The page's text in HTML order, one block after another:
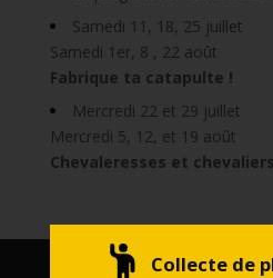
Collecte de
Samedi 11, 18, 25 juillet
Samedi 1er, 8 , 22 août
Fabrique ta catapulte !
Mercredi 22 et 29 juillet
Mercredi 5, 12, et 19 août
Chevaleresses et